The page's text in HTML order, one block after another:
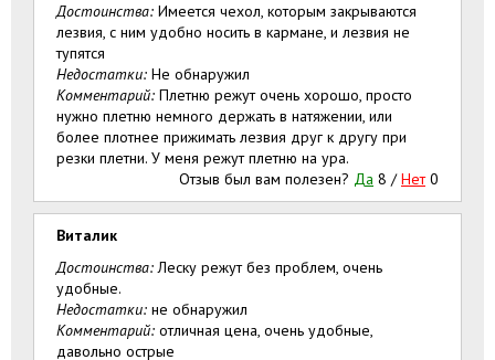
Достоинства: Имеется чехол, которым закрываются
лезвия, с ним удобно носить в кармане, и лезвия не
тупятся
Недостатки: Не обнаружил
Комментарий: Плетню режут очень хорошо, просто
нужно плетню немного держать в натяжении, или
более плотнее прижимать лезвия друг к другу при
резки плетни. У меня режут плетню на ура.
Отзыв был вам полезен? Да 8 /Нет 0
Виталик
Достоинства:Леску режут без проблем, очень
удобные.
Недостатки: не обнаружил
Комментарий: отличная цена, очень удобные,
давольно острые